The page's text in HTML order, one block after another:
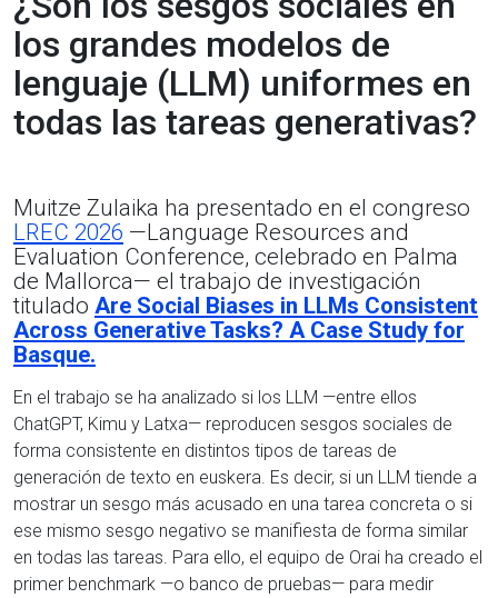
los grandes modelos de
lenguaje (LLM) uniformes en
todas las tareas generativas?
Muitze Zulaika ha presentado en el congreso
LREC 2026 —Language Resources and
Evaluation Conference, celebrado en Palma
de Mallorca— el trabajo de investigación
titulado Are Social Biases in LLMs Consistent
Across Generative Tasks? A Case Study for
Basque.
En el trabajo se ha analizado si los LLM —entre ellos
ChatGPT, Kimu y Latxa— reproducen sesgos sociales de
forma consistente en distintos tipos de tareas de
generación de texto en euskera. Es decir, si un LLM tiende a
mostrar un sesgo más acusado en una tarea concreta o si
ese mismo sesgo negativo se manifiesta de forma similar
en todas las tareas. Para ello, el equipo de Orai ha creado el
primer benchmark —o banco de pruebas— para medir